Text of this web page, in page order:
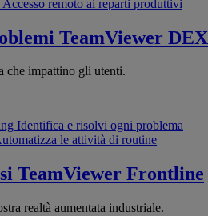
Accesso remoto ai reparti produttivi
TeamViewer DEX
che impattino gli utenti.
Identifica e risolvi ogni problema
le attività di routine
TeamViewer Frontline
realtà aumentata industriale.